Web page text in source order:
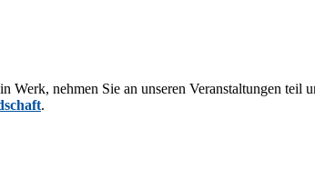
Werk, neh­men Sie an un­se­ren Ver­an­stal­tun­gen
.